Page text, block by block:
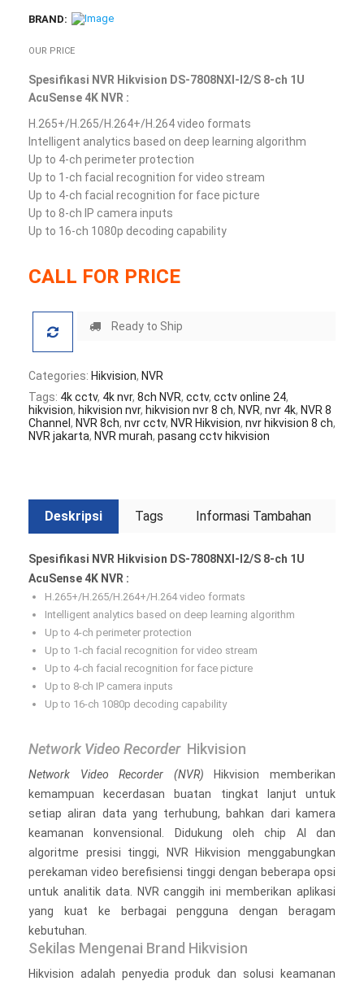
BRAND:
OUR PRICE
Spesifikasi NVR Hikvision DS-7808NXI-I2/S 8-ch 1U
AcuSense 4K NVR :
H.265+/H.265/H.264+/H.264 video formats
Intelligent analytics based on deep learning algorithm
Up to 4-ch perimeter protection
Up to 1-ch facial recognition for video stream
Up to 4-ch facial recognition for face picture
Up to 8-ch IP camera inputs
Up to 16-ch 1080p decoding capability
CALL FOR PRICE
Ready to Ship
Categories: Hikvision, NVR
Tags: 4k cctv, 4k nvr, 8ch NVR, cctv, cctv online 24,
hikvision, hikvision nvr, hikvision nvr 8 ch, NVR, nvr 4k, NVR 8
Channel , NVR 8ch, nvr cctv, NVR Hikvision, nvr hikvision 8 ch,
NVR jakarta, NVR murah, pasang cctv hikvision
Deskripsi Tags Informasi Tambahan
Spesifikasi NVR Hikvision DS-7808NXI-I2/S 8-ch 1U
AcuSense 4K NVR :
H.265+/H.265/H.264+/H.264 video formats
Intelligent analytics based on deep learning algorithm
Up to 4-ch perimeter protection
Up to 1-ch facial recognition for video stream
Up to 4-ch facial recognition for face picture
Up to 8-ch IP camera inputs
Up to 16-ch 1080p decoding capability
Network Video RecorderHikvision
Network Video Recorder (NVR) Hikvision memberikan
kemampuan kecerdasan buatan tingkat lanjut untuk
setiap aliran data yang terhubung, bahkan dari kamera
keamanan konvensional. Didukung oleh chip AI dan
algoritme presisi tinggi, NVR Hikvision menggabungkan
perekaman video berefisiensi tinggi dengan beberapa opsi
untuk analitik data. NVR canggih ini memberikan aplikasi
yang kuat ke berbagai pengguna dengan beragam
kebutuhan.
Sekilas Mengenai Brand Hikvision
Hikvision adalah penyedia produk dan solusi keamanan